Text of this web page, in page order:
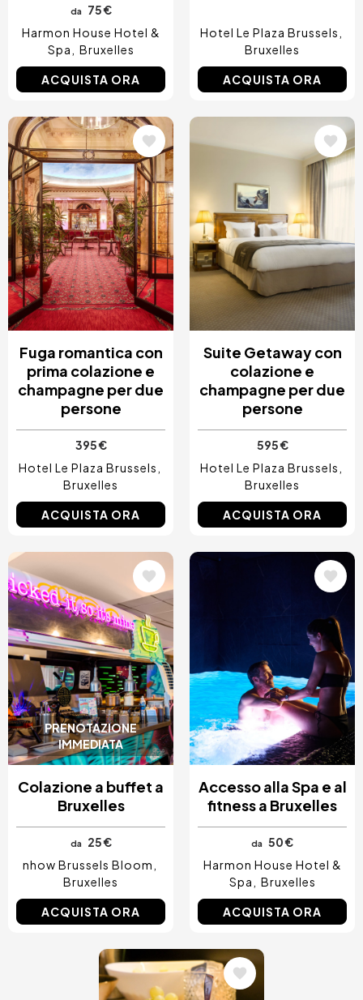
da
75 €
Harmon House Hotel &
Spa
Bruxelles
ACQUISTA ORA
Hotel Le Plaza Brussels
Bruxelles
ACQUISTA ORA
Immagine
Fuga romantica con
prima colazione e
champagne per due
persone
395 €
Hotel Le Plaza Brussels
Bruxelles
ACQUISTA ORA
Immagine
Suite Getaway con
colazione e
champagne per due
persone
595 €
Hotel Le Plaza Brussels
Bruxelles
ACQUISTA ORA
PRENOTAZIONE
IMMEDIATA
Immagine
Colazione a buffet a
Bruxelles
da
25 €
nhow Brussels Bloom
Bruxelles
ACQUISTA ORA
Accesso alla Spa e al
fitness a Bruxelles
da 50 €
Harmon House Hotel &
Spa
Bruxelles
ACQUISTA ORA
Immagine